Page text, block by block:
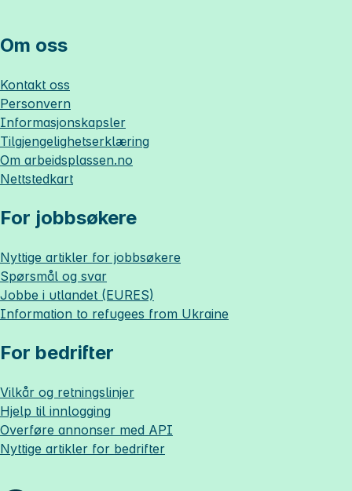
Om oss
Kontakt oss
Personvern
Informasjonskapsler
Tilgjengelighetserklæring
Om arbeidsplassen.no
Nettstedkart
For jobbsøkere
Nyttige artikler for jobbsøkere
Spørsmål og svar
Jobbe i utlandet (EURES)
Information to refugees from Ukraine
For bedrifter
Vilkår og retningslinjer
Hjelp til innlogging
Overføre annonser med API
Nyttige artikler for bedrifter